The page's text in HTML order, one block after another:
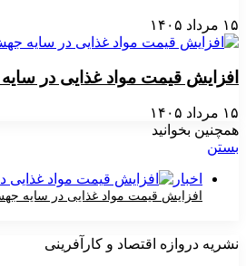
۱۵ مرداد ۱۴۰۵
افزایش قیمت مواد غذایی در
۱۵ مرداد ۱۴۰۵
همچنین بخوانید
بستن
اخبار
افزایش قیمت مواد غذایی در سایه
نشریه دروازه اقتصاد و کارآفرینی